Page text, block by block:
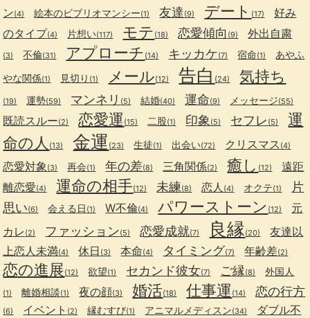
ン(4) 絵本のビブリオマンシー(1) 友達 (9) デート (17)
好み
のタイプ(4) 片想い(117) モテ (18) 恋愛傾向 (9) 外出自粛
(3) 不倫(31) アプローチ (14) キッカケ(7) 宿命(1)
あやふ
やな関係(1) 見切り (1) メール(12) 告白 (24) 気持ち
(19) 運勢(59) マンネリ (5) 結婚(40) 運命(9) メッセージ(55)
既読スルー(2) 恋愛運 (15) 二股(1) 印象(5) セフレ (5)
運
命の人 (13) 金運 (23) 生徒(1) 出会い(72) クリスマス (4)
恋愛対象(3) 再会(1) 年の差(8) 三角関係(2) 癒し (12)
遠距
離恋愛(4) 運命の相手(12) 未練(8) 恋人 (4) オクテ(1)
片
思い(6) 会える日 (1) W不倫(4) パワーストーン (12)
元
カレ (2) ファッション(5) 恋愛成就(7) 良縁(20)
友達以
上恋人未満(4) 休日 (3) 本命(4) タイミング(7) 年齢差(2)
恋の進展(12) 欲望(1) セカンド彼女(7) ご縁(8) 外国人
(1) 離婚相談(1) 夜の顔(3) 婚活(18) 仕事運 (14) 恋の行方
(6) イベント (2) 縁むすび(1) アニマルメディスン(34)
ダブル不